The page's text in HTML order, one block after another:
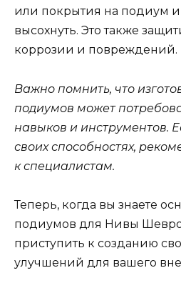
или покрытия на подиум
высохнуть. Это также
коррозии и повреждений.
Важно помнить, что
подиумов может
навыков и инструментов.
своих способностях,
к специалистам.
Теперь, когда вы знаете
подиумов для Нивы
приступить к созданию
улучшений для вашего